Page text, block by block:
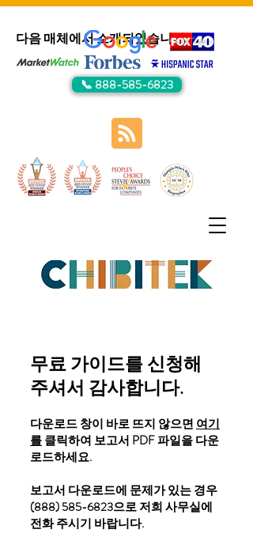
다음 매체에서 소개되었습니다:
📞 888-585-6823
무료 가이드를 신청해
주셔서 감사합니다.
다운로드 창이 바로 뜨지 않으면 여기
를클릭하여 보고서 PDF 파일을 다운
로드하세요.
보고서 다운로드에 문제가 있는 경우
(888) 585-6823으로 저희 사무실에
전화 주시기 바랍니다.